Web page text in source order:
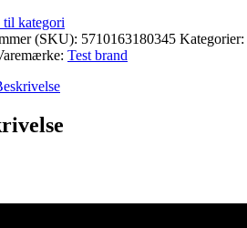
til kategori
(SKU): 5710163180345 Kategorier:
Test brand